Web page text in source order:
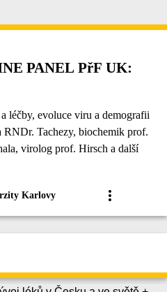
PANEL PřF UK:
léčby, evoluce viru a demografii
Tachezy, biochemik prof.
virolog prof. Hirsch a další
Karlovy